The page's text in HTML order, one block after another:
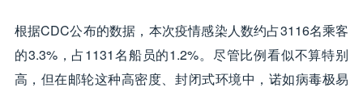
根据CDC公布的数据，本次疫情感染人数约占3116名乘客
的3.3%，占1131名船员的1.2%。尽管比例看似不算特别
高，但在邮轮这种高密度、封闭式环境中，诺如病毒极易